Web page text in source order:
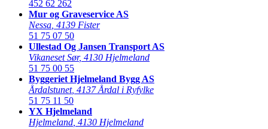
452 62 262
Mur og Graveservice AS
Nessa 4139 Fister
51 75 07 50
Ullestad Og Jansen Transport AS
Vikaneset Sør, 4130 Hjelmeland
51 75 00 55
Byggeriet Hjelmeland Bygg AS
Årdalstunet, 4137 Årdal i Ryfylke
51 75 11 50
YX Hjelmeland
Hjelmeland 4130 Hjelmeland